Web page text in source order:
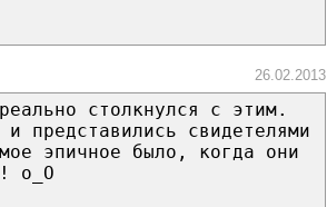
26.02.2013
столкнулся с этим.
представились свидетелями
эпичное было, когда они
о_О